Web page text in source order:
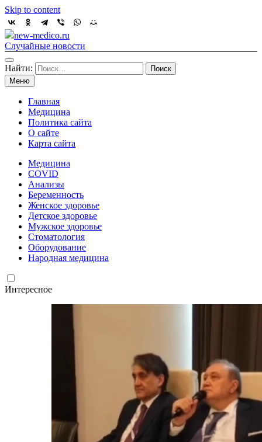
Skip to content
new-medico.ru
Случайные новости
Найти:
Меню
Главная
Медицина
Политика сайта
О сайте
Карта сайта
Медицина
COVID
Анализы
Беременность
Женское здоровье
Детское здоровье
Мужское здоровье
Стоматология
Оборудование
Народная медицина
Интересное